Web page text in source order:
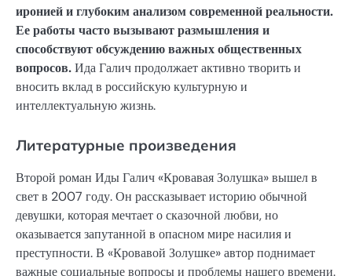
иронией и глубоким анализом современной реальности.
Ее работы часто вызывают размышления и
способствуют обсуждению важных общественных
вопросов.Ида Галич продолжает активно творить и
вносить вклад в российскую культурную и
интеллектуальную жизнь.
Литературные произведения
Второй роман Иды Галич «Кровавая Золушка» вышел в
свет в 2007 году. Он рассказывает историю обычной
девушки, которая мечтает о сказочной любви, но
оказывается запутанной в опасном мире насилия и
преступности. В «Кровавой Золушке» автор поднимает
важные социальные вопросы и проблемы нашего времени.